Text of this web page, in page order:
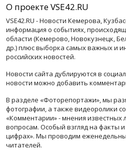
О проекте VSE42.RU
VSE42.RU - Новости Кемерова,
информация о событиях,
области (Кемерово, Новокузнецк,
др.) плюс выборка самых важных и
российских новостей.
Новости сайта дублируются в
новости можно добавить
В разделе «Фоторепортажи», мы
фотографии, а также видеоролики
«Комментарии» - мнения
вопросам. Особый взгляд на факты
цифрах». Мы проводим
читателей.